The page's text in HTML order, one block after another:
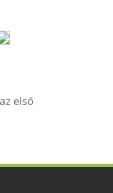
első